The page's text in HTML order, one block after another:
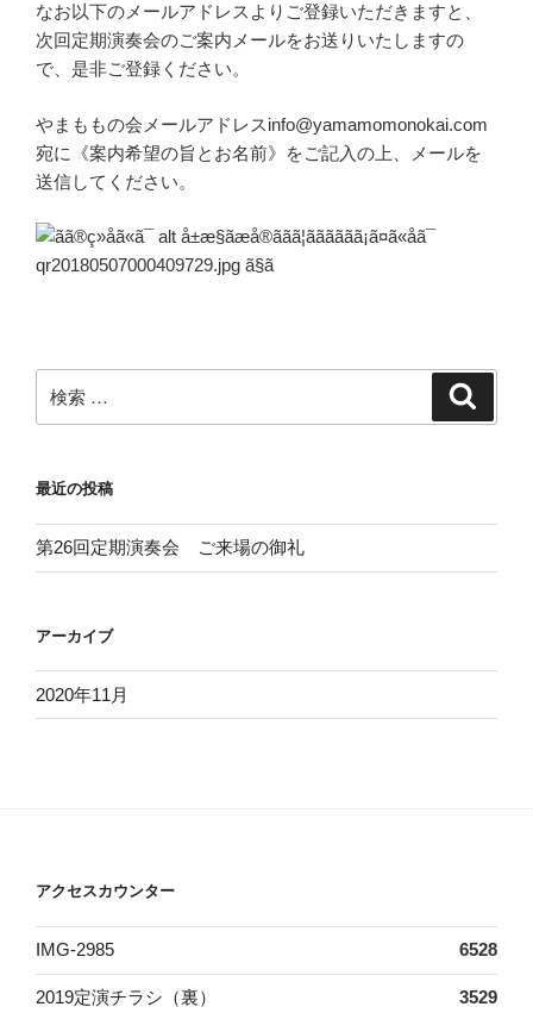
なお以下のメールアドレスよりご登録いただきますと、
次回定期演奏会のご案内メールをお送りいたしますの
で、是非ご登録ください。
やまももの会メールアドレスinfo@yamamomonokai.com
宛に《案内希望の旨とお名前》をご記入の上、メールを
送信してください。
索:
最近の投稿
第26回定期演奏会 ご来場の御礼
アーカイブ
2020年11月
アクセスカウンター
IMG-2985 6528
2019定演チラシ（裏） 3529